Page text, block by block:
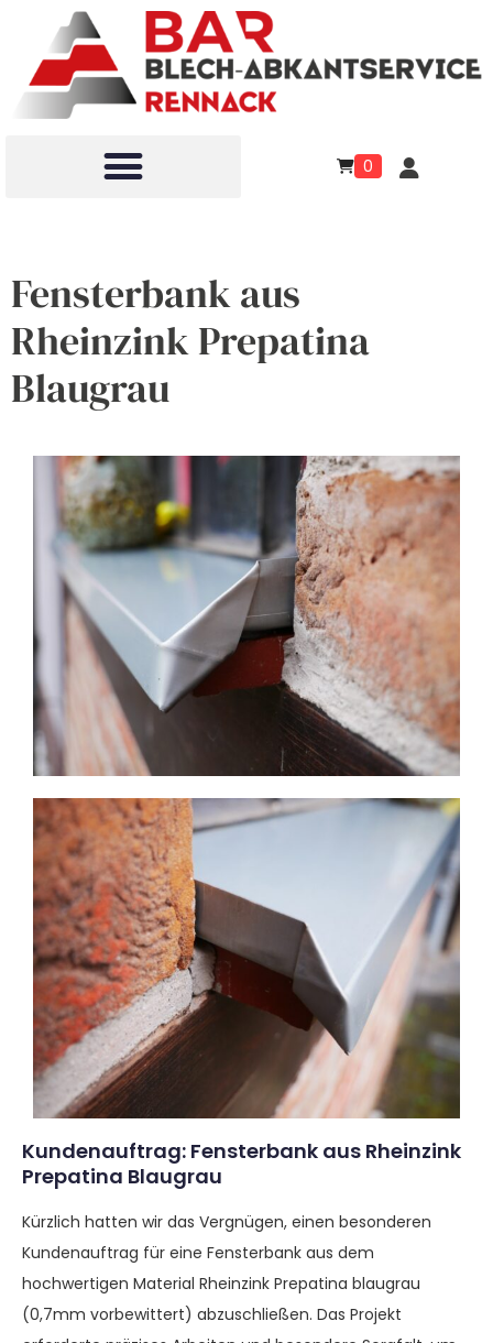
0
Fensterbank aus
Rheinzink Prepatina
Blaugrau
Kundenauftrag: Fensterbank aus Rheinzink
Prepatina Blaugrau
Kürzlich hatten wir das Vergnügen, einen besonderen
Kundenauftrag für eine Fensterbank aus dem
hochwertigen Material Rheinzink Prepatina blaugrau
(0,7mm vorbewittert) abzuschließen. Das Projekt